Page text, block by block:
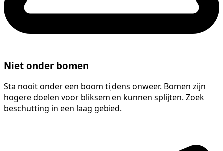
Niet onder bomen
Sta nooit onder een boom tijdens onweer. Bomen zijn
hogere doelen voor bliksem en kunnen splijten. Zoek
beschutting in een laag gebied.